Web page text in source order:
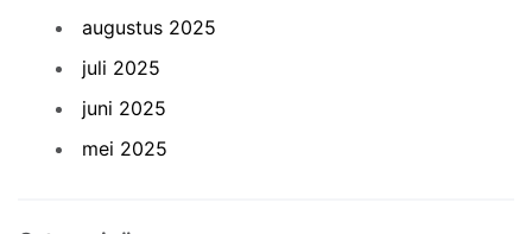
augustus 2025
juli 2025
juni 2025
mei 2025